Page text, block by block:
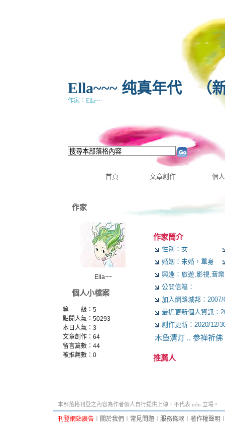
Ella~~~ 纯真年代（
首頁 文章創作 個
作家：Ella~~
作家
Ella~~
個人小檔案
等 級：5
點閱人氣：50293
本日人氣：3
文章創作：64
留言篇數：44
被推薦數： 0
作家簡介
性別：女
婚姻：未婚，單身
興趣：旅遊,影視,音
公開信箱：
加入網路城邦：
最近更新個人資訊：
創作更新：2020/12/
木鱼清灯 .. 参禅祈佛
推薦人
本部落格刊登之內容為作者個人自行提供上傳，不代表 udn 立場。
刊登網站廣告 關於我們 常見問題 服務條款 著作權聲明